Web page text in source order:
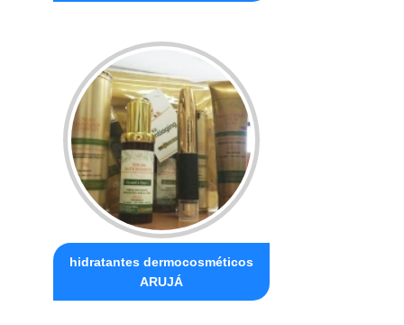
hidratantes dermocosméticos
ARUJÁ